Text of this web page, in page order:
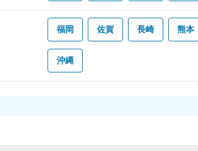
福岡 佐賀 長崎 熊本
沖縄